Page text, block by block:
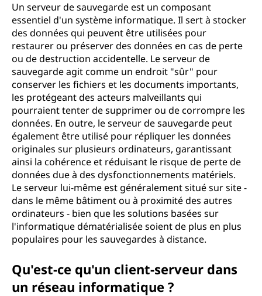
Un serveur de sauvegarde est un composant
essentiel d'un système informatique. Il sert à stocker
des données qui peuvent être utilisées pour
restaurer ou préserver des données en cas de perte
ou de destruction accidentelle. Le serveur de
sauvegarde agit comme un endroit "sûr" pour
conserver les fichiers et les documents importants,
les protégeant des acteurs malveillants qui
pourraient tenter de supprimer ou de corrompre les
données. En outre, le serveur de sauvegarde peut
également être utilisé pour répliquer les données
originales sur plusieurs ordinateurs, garantissant
ainsi la cohérence et réduisant le risque de perte de
données due à des dysfonctionnements matériels.
Le serveur lui-même est généralement situé sur site -
dans le même bâtiment ou à proximité des autres
ordinateurs - bien que les solutions basées sur
l'informatique dématérialisée soient de plus en plus
populaires pour les sauvegardes à distance.
Qu'est-ce qu'un client-serveur dans
un réseau informatique ?